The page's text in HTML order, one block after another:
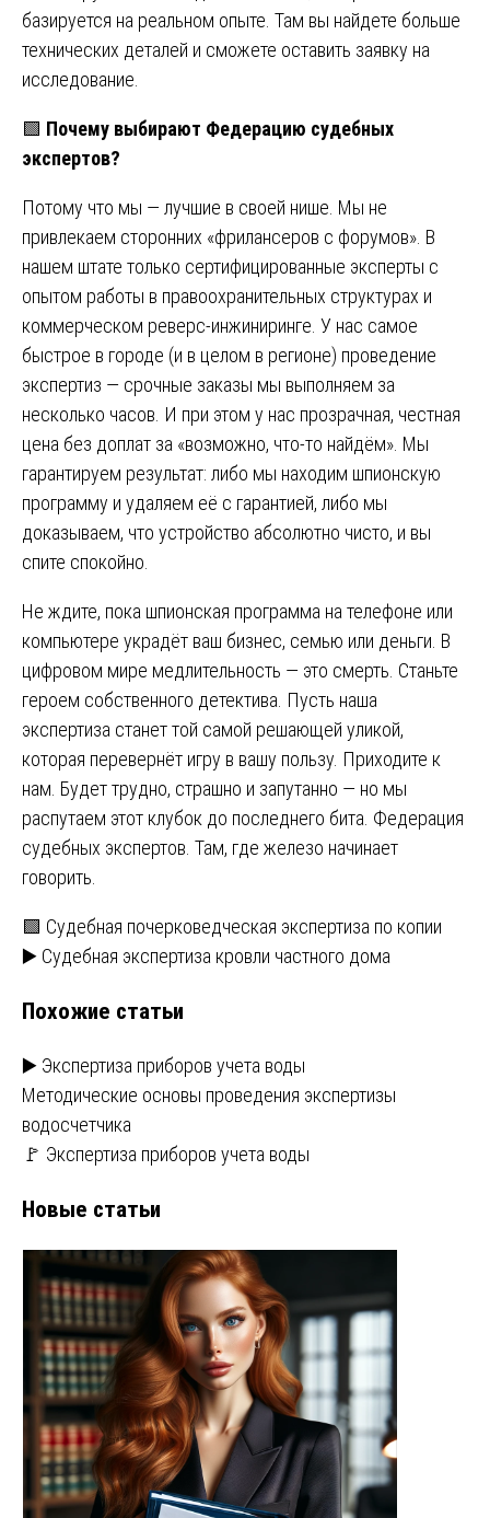
базируется на реальном опыте. Там вы найдете больше
технических деталей и сможете оставить заявку на
исследование.
🟩 Почему выбирают Федерацию судебных
экспертов?
Потому что мы — лучшие в своей нише. Мы не
привлекаем сторонних «фрилансеров с форумов». В
нашем штате только сертифицированные эксперты с
опытом работы в правоохранительных структурах и
коммерческом реверс-инжиниринге. У нас самое
быстрое в городе (и в целом в регионе) проведение
экспертиз — срочные заказы мы выполняем за
несколько часов. И при этом у нас прозрачная, честная
цена без доплат за «возможно, что-то найдём». Мы
гарантируем результат: либо мы находим шпионскую
программу и удаляем её с гарантией, либо мы
доказываем, что устройство абсолютно чисто, и вы
спите спокойно.
Не ждите, пока шпионская программа на телефоне или
компьютере украдёт ваш бизнес, семью или деньги. В
цифровом мире медлительность — это смерть. Станьте
героем собственного детектива. Пусть наша
экспертиза станет той самой решающей уликой,
которая перевернёт игру в вашу пользу. Приходите к
нам. Будет трудно, страшно и запутанно — но мы
распутаем этот клубок до последнего бита. Федерация
судебных экспертов. Там, где железо начинает
говорить.
Навигация
по
записям
🟩 Судебная почерковедческая экспертиза по копии
▶️ Судебная экспертиза кровли частного дома
Похожие статьи
▶️ Экспертиза приборов учета воды
Методические основы проведения экспертизы
водосчетчика
🚩 Экспертиза приборов учета воды
Новые статьи